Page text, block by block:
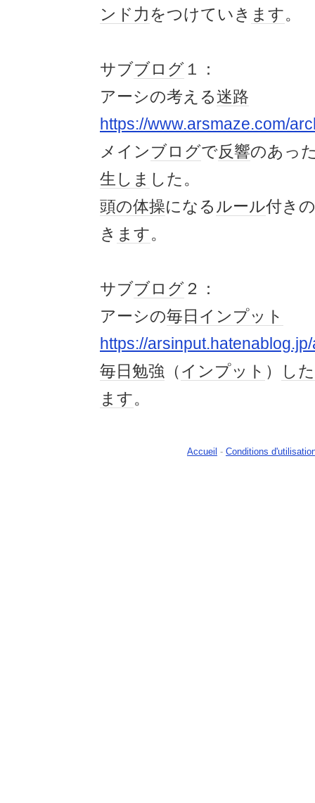
ンド力をつけていき ます。
サブブログ １：
アーシの考える迷路
https://www.arsmaze.com/
メインブログで反響のあっ
生 しま した。
頭の体操になるルール付きの
き ます。
サブブログ ２：
アーシの毎日 インプット
https://
毎日勉強 （インプット ）
し
ます。
Accueil - Conditions